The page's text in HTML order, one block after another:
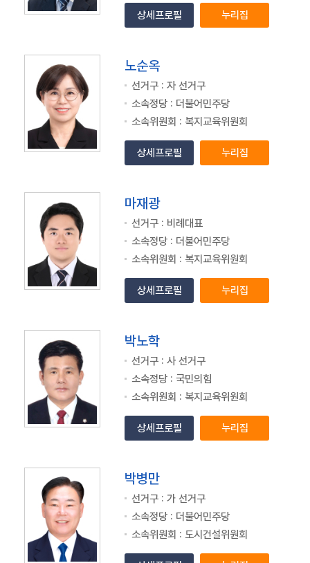
상세프로필 누리집
노순옥
선거구 : 자 선거구
소속정당 : 더불어민주당
소속위원회 : 복지교육위원회
상세프로필 누리집
마재광
선거구 : 비례대표
소속정당 : 더불어민주당
소속위원회 : 복지교육위원회
상세프로필 누리집
박노학
선거구 : 사 선거구
소속정당 : 국민의힘
소속위원회 : 복지교육위원회
상세프로필 누리집
박병만
선거구 : 가 선거구
소속정당 : 더불어민주당
소속위원회 : 도시건설위원회